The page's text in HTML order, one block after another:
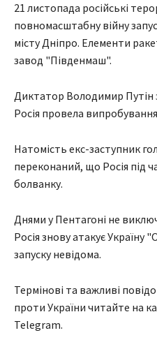
21 листопада російські
повномасштабну війну
місту Дніпро. Елементи
завод "Південмаш".
Диктатор Володимир
Росія провела
Натомість екс-заступник
переконаний, що Росія під
болванку.
Днями у Пентагоні не
Росія знову атакує Україну
запуску невідома.
Термінові та важливі
проти України читайте на
Telegram.